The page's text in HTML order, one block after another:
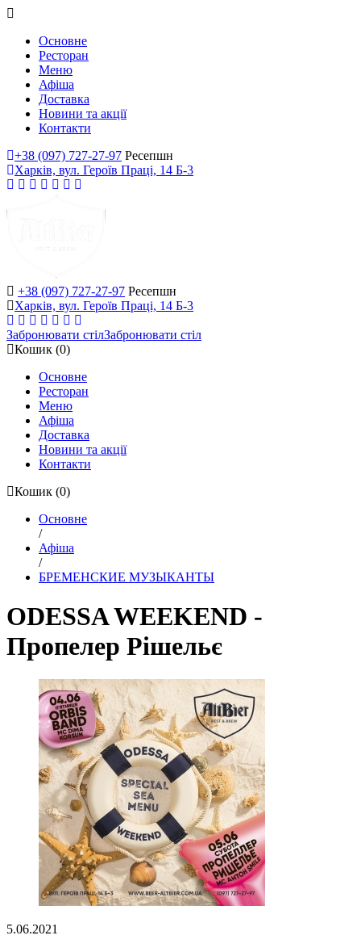
Основне
Ресторан
Меню
Афіша
Доставка
Новини та акції
Контакти
+38 (097) 727-27-97 Ресепшн
Харків, вул. Героїв Праці, 14 Б-3
+38 (097) 727-27-97 Ресепшн
Харків, вул. Героїв Праці, 14 Б-3
Забронювати стілЗабронювати стіл
Кошик (0)
Основне
Ресторан
Меню
Афіша
Доставка
Новини та акції
Контакти
Кошик (0)
Основне
/
Афіша
/
БРЕМЕНСКИЕ МУЗЫКАНТЫ
ODESSA WEEKEND -
Пропелер Рішельє
5.06.2021